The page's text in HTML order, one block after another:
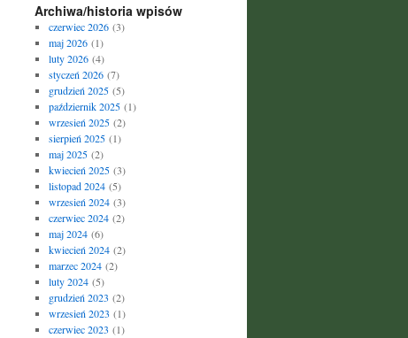
Archiwa/historia wpisów
czerwiec 2026(3)
maj 2026(1)
luty 2026(4)
styczeń 2026(7)
grudzień 2025(5)
październik 2025(1)
wrzesień 2025(2)
sierpień 2025(1)
maj 2025(2)
kwiecień 2025(3)
listopad 2024(5)
wrzesień 2024(3)
czerwiec 2024(2)
maj 2024(6)
kwiecień 2024(2)
marzec 2024(2)
luty 2024(5)
grudzień 2023 (2)
wrzesień 2023 (1)
czerwiec 2023 (1)